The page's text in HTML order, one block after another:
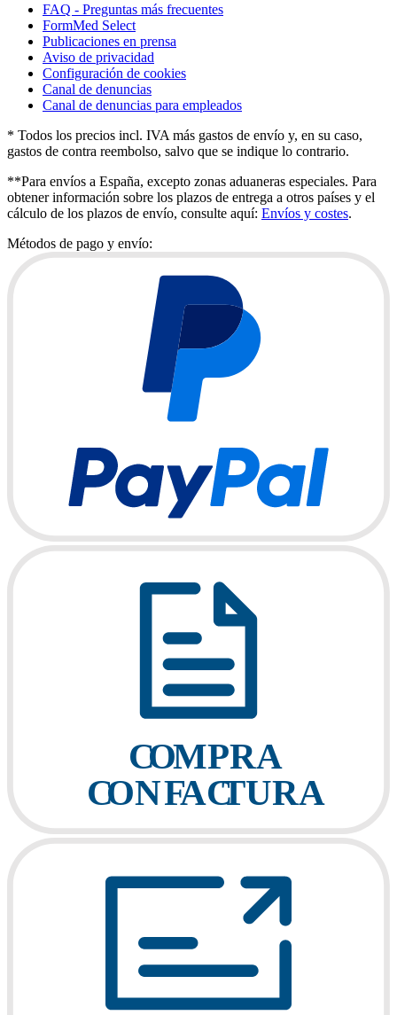
FAQ - Preguntas más frecuentes
FormMed Select
Publicaciones en prensa
Aviso de privacidad
Configuración de cookies
Canal de denuncias
Canal de denuncias para empleados
* Todos los precios incl. IVA más gastos de envío y, en su caso,
gastos de contra reembolso, salvo que se indique lo contrario.
**Para envíos a España, excepto zonas aduaneras especiales. Para
obtener información sobre los plazos de entrega a otros países y el
cálculo de los plazos de envío, consulte aquí: Envíos y costes.
Métodos de pago y envío: